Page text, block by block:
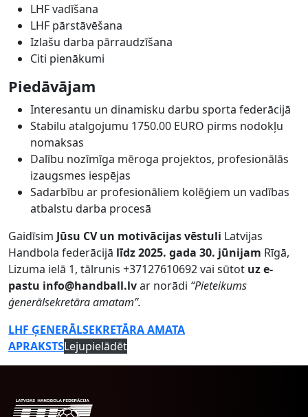
LHF vadīšana
LHF pārstāvēšana
Izlašu darba pārraudzīšana
Citi pienākumi
Piedāvājam
Interesantu un dinamisku darbu sporta federācijā
Stabilu atalgojumu 1750.00 EURO pirms nodokļu
nomaksas
Dalību nozīmīga mēroga projektos, profesionālās
izaugsmes iespējas
Sadarbību ar profesionāliem kolēģiem un vadības
atbalstu darba procesā
Gaidīsim Jūsu CV un motivācijas vēstuli Latvijas
Handbola federācijā līdz 2025. gada 30. jūnijam Rīgā,
Lizuma ielā 1, tālrunis +37127610692 vai sūtot uz e-
pastu info@handball.lvar norādi “Pieteikums
ģenerālsekretāra amatam”.
LHF ĢENERĀLSEKRETĀRA AMATA
APRAKSTSLejupielādēt